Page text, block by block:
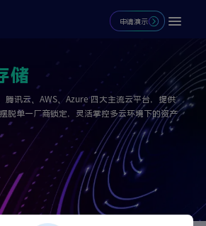
申请演示
储
腾讯云、AWS、Azure 四大主流云平台，提供
脱单一厂商锁定，灵活掌控多云环境下的资产